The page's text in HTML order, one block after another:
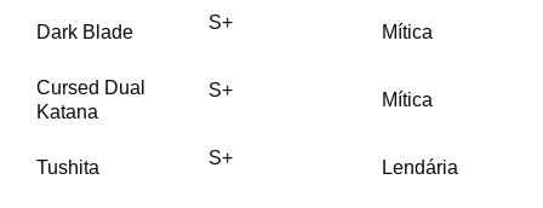
Dark Blade S+ Mítica
Cursed Dual
Katana
S+ Mítica
Tushita S+ Lendária